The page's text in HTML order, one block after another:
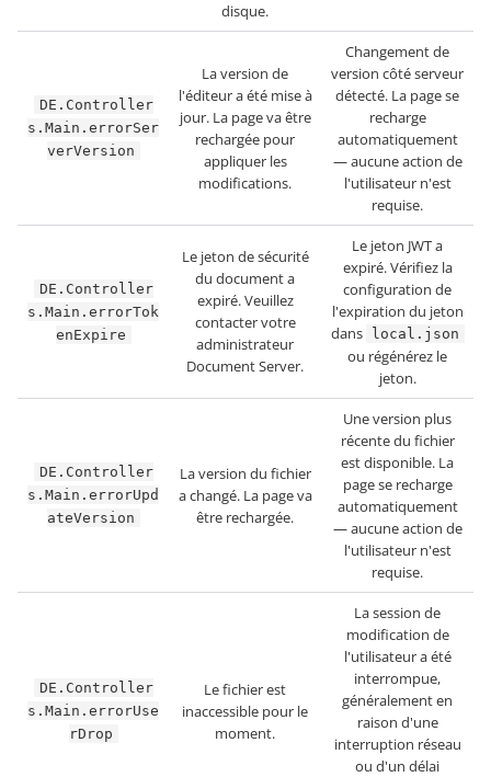
disque.
DE.Controller
s.Main.errorSer
verVersion
La version de
l'éditeur a été mise à
jour. La page va être
rechargée pour
appliquer les
modifications.
Changement de
version côté serveur
détecté. La page se
recharge
automatiquement
— aucune action de
l'utilisateur n'est
requise.
DE.Controller
s.Main.errorTok
enExpire
Le jeton de sécurité
du document a
expiré. Veuillez
contacter votre
administrateur
Document Server.
Le jeton JWT a
expiré. Vérifiez la
configuration de
l'expiration du jeton
dans
local.json
ou régénérez le
jeton.
DE.Controller
s.Main.errorUpd
ateVersion
La version du fichier
a changé. La page va
être rechargée.
Une version plus
récente du fichier
est disponible. La
page se recharge
automatiquement
— aucune action de
l'utilisateur n'est
requise.
DE.Controller
s.Main.errorUse
rDrop
Le fichier est
inaccessible pour le
moment.
La session de
modification de
l'utilisateur a été
interrompue,
généralement en
raison d'une
interruption réseau
ou d'un délai